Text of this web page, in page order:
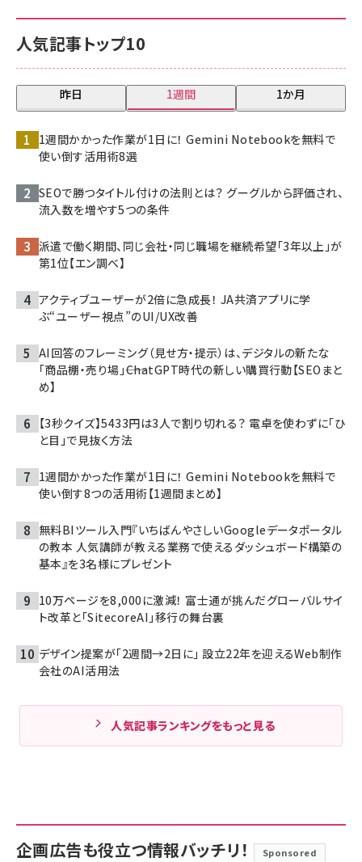
人気記事トップ10
昨日 1週間 1か月
1週間かかった作業が1日に！ Gemini Notebookを無料で
使い倒す活用術8選
SEOで勝つタイトル付けの法則とは？ グーグルから評価され、
流入数を増やす5つの条件
派遣で働く期間、同じ会社・同じ職場を継続希望「3年以上」が
第1位【エン調べ】
アクティブユーザーが2倍に急成長！ JA共済アプリに学
ぶ“ユーザー視点”のUI/UX改善
AI回答のフレーミング（見せ方・提示）は、デジタルの新たな
「商品棚・売り場」――ChatGPT時代の新しい購買行動【SEOまと
め】
【3秒クイズ】5433円は3人で割り切れる？ 電卓を使わずに「ひ
と目」で見抜く方法
1週間かかった作業が1日に！ Gemini Notebookを無料で
使い倒す8つの活用術【1週間まとめ】
無料BIツール入門『いちばんやさしいGoogleデータポータル
の教本 人気講師が教える業務で使えるダッシュボード構築の
基本』を3名様にプレゼント
10万ページを8,000に激減！ 富士通が挑んだグローバルサイ
ト改革と「SitecoreAI」移行の舞台裏
デザイン提案が「2週間→2日に」 設立22年を迎えるWeb制作
会社のAI活用法
人気記事ランキングをもっと見る
企画広告も役立つ情報バッチリ！ Sponsored